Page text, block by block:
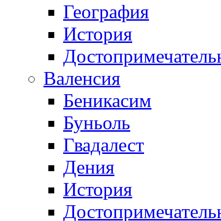
География
История
Валенсия
Беникасим
Буньоль
Гвадалест
Дения
История